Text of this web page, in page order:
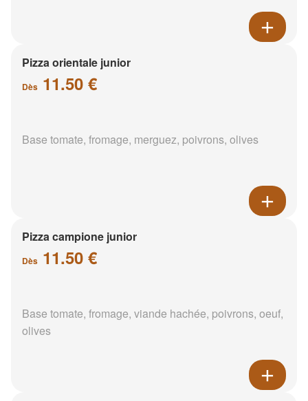
Pizza orientale junior
Dès 11.50 €
Base tomate, fromage, merguez, poivrons, olives
Pizza campione junior
Dès 11.50 €
Base tomate, fromage, viande hachée, poivrons, oeuf,
olives